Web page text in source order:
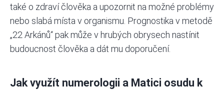
také o zdraví člověka a upozornit na možné problémy
nebo slabá místa v organismu. Prognostika v metodě
„22 Arkánů“ pak může v hrubých obrysech nastínit
budoucnost člověka a dát mu doporučení.
Jak využít numerologii a Matici osudu k